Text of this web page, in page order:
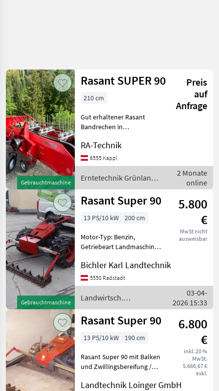
Gebrauchtmaschine
Rasant SUPER 90
Preis
auf
Anfrage
210 cm
Gut erhaltener Rasant
Bandrechen in
Zustand abzugeben. Ideal
für Landwirtschaft,
Heuernte und
Grünlandpflege. Details:
RA-Technik
6555 Kappl
Erntetechnik Grünland
/ Rasant
2 Monate
online
Gebrauchtmaschine
Rasant Super 90
5.800
€
MwSt nicht
ausweisbar
13 PS/10 kW 200 cm
Motor-Typ: Benzin,
Getriebeart Landmaschine:
Zylinderanzahl: 1 Zylinder,
Doppelmesser,
Zwillingsräder,
Lenkbremse, Bandrechen,
90 Br
Bichler Karl Landtechnik
5550 Radstadt
Landwirtsch.
Motorfahrzeuge / Rasant
03-04-
2026 15:33
Rasant Super 90
6.800
€
inkl. 20 %
MwSt.
5.666,67 €
exkl.
13 PS/10 kW 190 cm
Rasant Super 90 mit Balken
und Zwillingsbereifung /
Lenkbremsen Landwirtsch.
Landtechnik Loinger GmbH